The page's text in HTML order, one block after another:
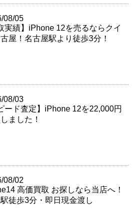
08/05
実績】iPhone 12を売るならクイ
屋！名古屋駅より徒歩3分！
08/03
ード査定】iPhone 12を22,000円
ました！
08/02
高価買取 お探しなら当店へ！
徒歩3分・即日現金渡し